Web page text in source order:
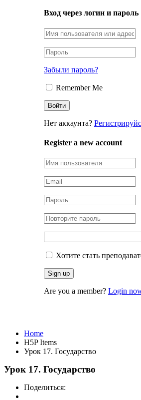
Вход через логин и пароль
Забыли пароль?
Remember Me
Нет аккаунта?
Register a new account
Хотите стать
Are you a member? Login
Home
H5P Items
Урок 17. Государство
Урок 17. Государство
Поделиться: